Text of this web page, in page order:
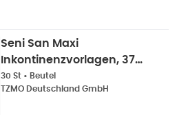
Seni San Maxi
Inkontinenzvorlagen, 37 x
69 cm, 2200 ml, 30er
Pack 30 St
30 St • Beutel
TZMO Deutschland GmbH